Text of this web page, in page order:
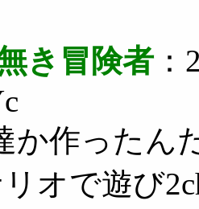
き冒険者
か作ったん
オで遊び